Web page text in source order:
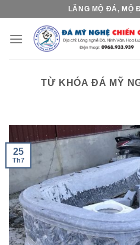
content
LĂNG MỘ ĐÁ, MỘ
TỪ KHÓA ĐÁ MỸ
25
Th7